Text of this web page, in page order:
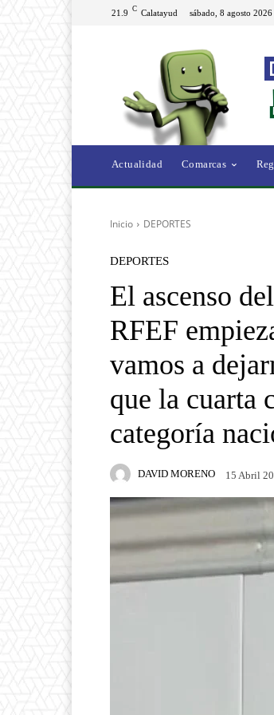
21.9 C Calatayud sábado, 8 agosto 2026
Actualidad Comarcas
Inicio DEPORTES
DEPORTES
El ascenso
RFEF
vamos a
que la cuarta
categoría
DAVID MORENO 15 Abril